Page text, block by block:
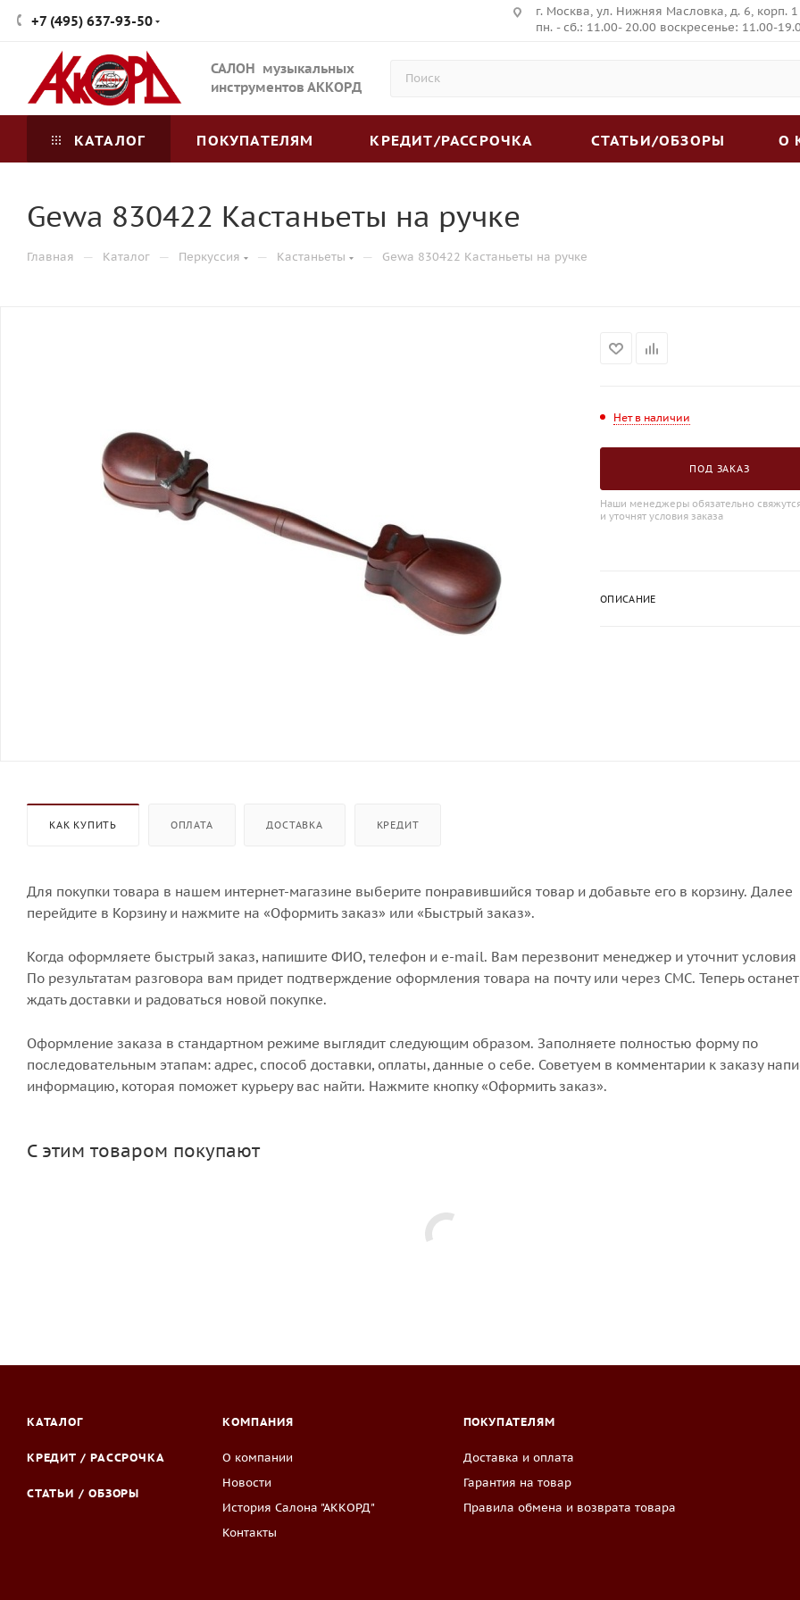
+7 (495) 637-93-50
г. Москва, ул. Нижняя Масловка, д. 6, корп. 1
пн. - сб.: 11.00- 20.00 воскресенье: 11.00-
САЛОН музыкальных
инструментов АККОРД
КАТАЛОГ ПОКУПАТЕЛЯМ КРЕДИТ/РАССРОЧКА СТАТЬИ/ОБЗОРЫ О
Gewa 830422 Кастаньеты на ручке
Главная — Каталог — Перкуссия — Кастаньеты — Gewa 830422 Кастаньеты на ручке
Нет в наличии
ПОД ЗАКАЗ
Наши менеджеры обязательно
и уточнят условия заказа
ОПИСАНИЕ
КАК КУПИТЬ ОПЛАТА ДОСТАВКА КРЕДИТ
Для покупки товара в нашем интернет-магазине выберите понравившийся товар и добавьте его в корзину. Далее
перейдите в Корзину и нажмите на «Оформить заказ» или «Быстрый заказ».
Когда оформляете быстрый заказ, напишите ФИО, телефон и e-mail. Вам перезвонит менеджер и уточнит условия
По результатам разговора вам придет подтверждение оформления товара на почту или через СМС. Теперь
ждать доставки и радоваться новой покупке.
Оформление заказа в стандартном режиме выглядит следующим образом. Заполняете полностью форму по
последовательным этапам: адрес, способ доставки, оплаты, данные о себе. Советуем в комментарии к заказу
информацию, которая поможет курьеру вас найти. Нажмите кнопку «Оформить заказ».
С этим товаром покупают
КАТАЛОГ
КРЕДИТ / РАССРОЧКА
СТАТЬИ / ОБЗОРЫ
КОМПАНИЯ
О компании
Новости
История Салона "АККОРД"
Контакты
ПОКУПАТЕЛЯМ
Доставка и оплата
Гарантия на товар
Правила обмена и возврата товара